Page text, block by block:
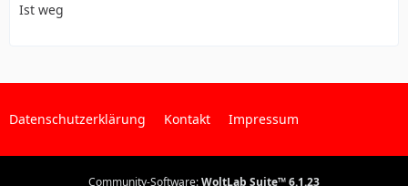
Ist weg
Datenschutzerklärung Kontakt Impressum
Community-Software:WoltLab Suite™ 6.1.23